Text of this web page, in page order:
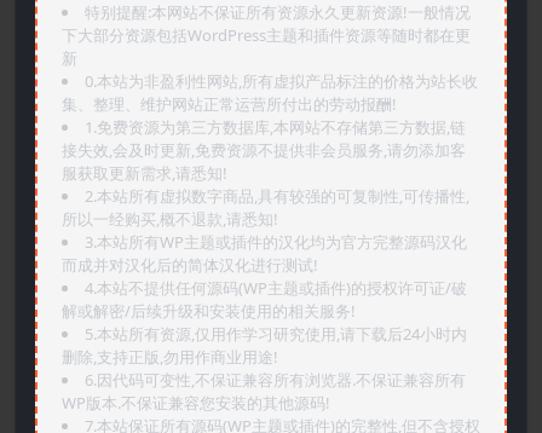
特别提醒:本网站不保证所有资源永久更新资源!一般情况
下大部分资源包括WordPress主题和插件资源等随时都在更
新
0.本站为非盈利性网站,所有虚拟产品标注的价格为站长收
集、整理、维护网站正常运营所付出的劳动报酬!
1.免费资源为第三方数据库,本网站不存储第三方数据,链
接失效,会及时更新,免费资源不提供非会员服务,请勿添加客
服获取更新需求,请悉知!
2.本站所有虚拟数字商品,具有较强的可复制性,可传播性,
所以一经购买,概不退款,请悉知!
3.本站所有WP主题或插件的汉化均为官方完整源码汉化
而成并对汉化后的简体汉化进行测试!
4.本站不提供任何源码(WP主题或插件)的授权许可证/破
解或解密/后续升级和安装使用的相关服务!
5.本站所有资源,仅用作学习研究使用,请下载后24小时内
删除,支持正版,勿用作商业用途!
6.因代码可变性,不保证兼容所有浏览器.不保证兼容所有
WP版本.不保证兼容您安装的其他源码!
7.本站保证所有源码(WP主题或插件)的完整性,但不含授权